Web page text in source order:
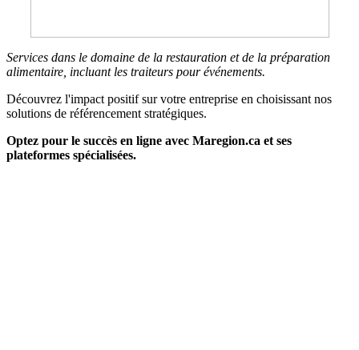
Services dans le domaine de la restauration et de la préparation
alimentaire, incluant les traiteurs pour événements.
Découvrez l'impact positif sur votre entreprise en choisissant nos
solutions de référencement stratégiques.
Optez pour le succès en ligne avec Maregion.ca et ses
plateformes spécialisées.